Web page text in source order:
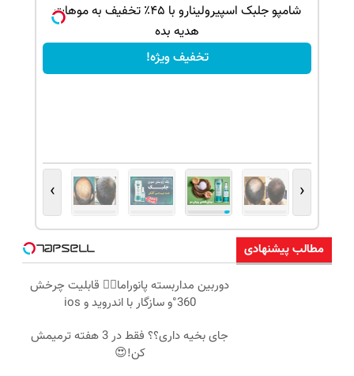
شامپو جلبک اسپیرولینارو با ۴۵٪ تخفیف به موهات
هدیه بده
تخفیف ویژه!
‹
›
مطالب پیشنهادی
دوربین مداربسته پانوراما👈🏻 قابلیت چرخش
360°و سازگار با اندروید و ios
جای بخیه داری؟؟ فقط در 3 هفته ترمیمش
کن!😍